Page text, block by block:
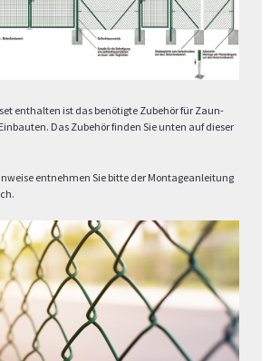
enthalten ist das benötigte Zubehör für Zaun-
Das Zubehör finden Sie unten auf dieser
entnehmen Sie bitte der Montageanleitung